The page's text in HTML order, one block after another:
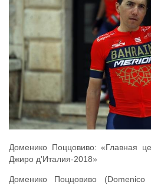
Доменико Поццовиво: «Главная
Джиро д'Италия-2018»
Доменико Поццовиво